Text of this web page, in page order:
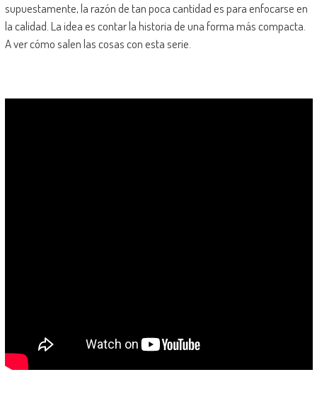
supuestamente, la razón de tan poca cantidad es para enfocarse en
la calidad. La idea es contar la historia de una forma más compacta.
A ver cómo salen las cosas con esta serie.